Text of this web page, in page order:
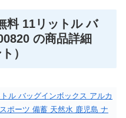
料 11リットル バ
の商品詳細
）
ル バッグインボックス アルカ
ポーツ 備蓄 天然水 鹿児島 ナ